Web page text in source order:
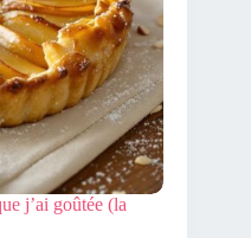
j’ai goûtée (la